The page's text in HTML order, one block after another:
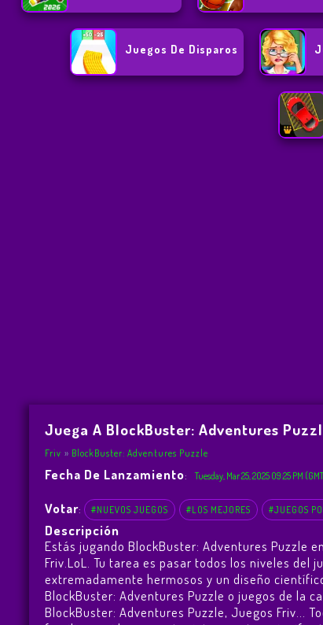
Juegos De Disparos
Juega A BlockBuster: Adventures
Friv BlockBuster: Adventures Puzzle
Fecha De Lanzamiento: Tuesday, Mar 25, 2025 09:25 PM
Votar: #NUEVOS JUEGOS #LOS MEJORES #JUEGOS
Descripción
Estás jugando BlockBuster: Adventures Puzzle
Friv.LoL. Tu tarea es pasar todos los niveles del
extremadamente hermosos y un diseño
BlockBuster: Adventures Puzzle o juegos de la
BlockBuster: Adventures Puzzle, Juegos Friv ...